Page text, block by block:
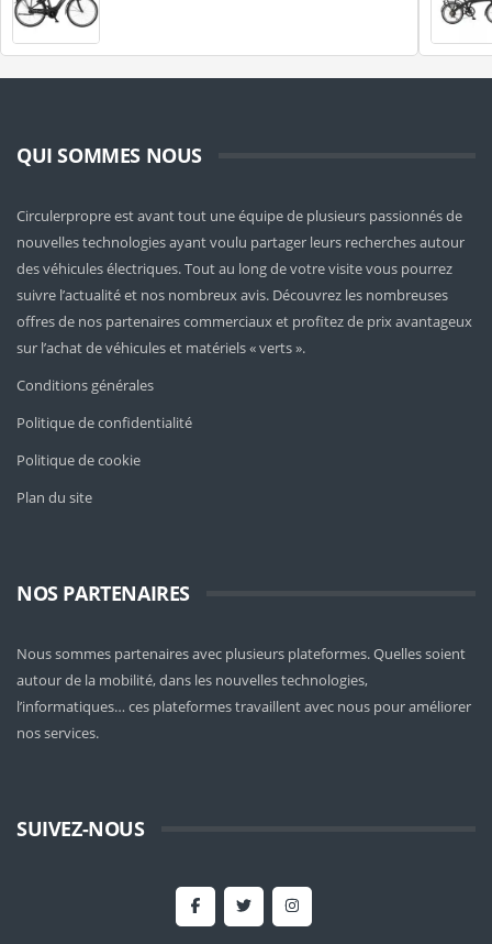
QUI SOMMES NOUS
Circulerpropre est avant tout une équipe de plusieurs passionnés de
nouvelles technologies ayant voulu partager leurs recherches autour
des véhicules électriques. Tout au long de votre visite vous pourrez
suivre l’actualité et nos nombreux avis. Découvrez les nombreuses
offres de nos partenaires commerciaux et profitez de prix avantageux
sur l’achat de véhicules et matériels « verts ».
Conditions générales
Politique de confidentialité
Politique de cookie
Plan du site
NOS PARTENAIRES
Nous sommes partenaires avec plusieurs plateformes. Quelles soient
autour de la mobilité, dans les nouvelles technologies,
l’informatiques… ces plateformes travaillent avec nous pour améliorer
nos services.
SUIVEZ-NOUS